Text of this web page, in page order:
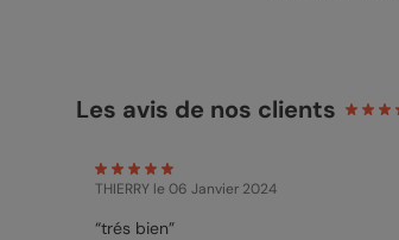
Les avis de nos clients
THIERRY le 06 Janvier 2024
“trés bien”